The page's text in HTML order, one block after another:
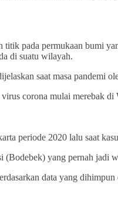
pada permukaan bumi
di suatu wilayah.
saat masa
corona mulai merebak
periode 2020 lalu saat
yang pernah
data yang